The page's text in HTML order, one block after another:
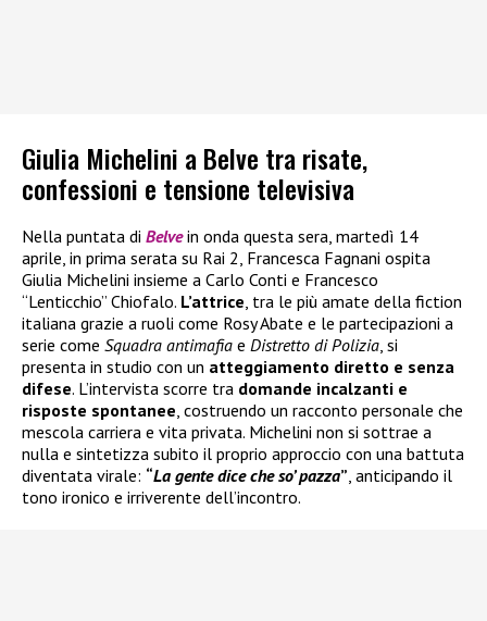
Giulia Michelini a Belve tra risate,
confessioni e tensione televisiva
Nella puntata di Belve in onda questa sera, martedì 14
aprile, in prima serata su Rai 2, Francesca Fagnani ospita
Giulia Michelini insieme a Carlo Conti e Francesco
“Lenticchio” Chiofalo. L’attrice, tra le più amate della fiction
italiana grazie a ruoli come Rosy Abate e le partecipazioni a
serie come Squadra antimafia e Distretto di Polizia, si
presenta in studio con un atteggiamento diretto e senza
difese. L’intervista scorre tra domande incalzanti e
risposte spontanee, costruendo un racconto personale che
mescola carriera e vita privata. Michelini non si sottrae a
nulla e sintetizza subito il proprio approccio con una battuta
diventata virale: “La gente dice che so’ pazza”, anticipando il
tono ironico e irriverente dell’incontro.